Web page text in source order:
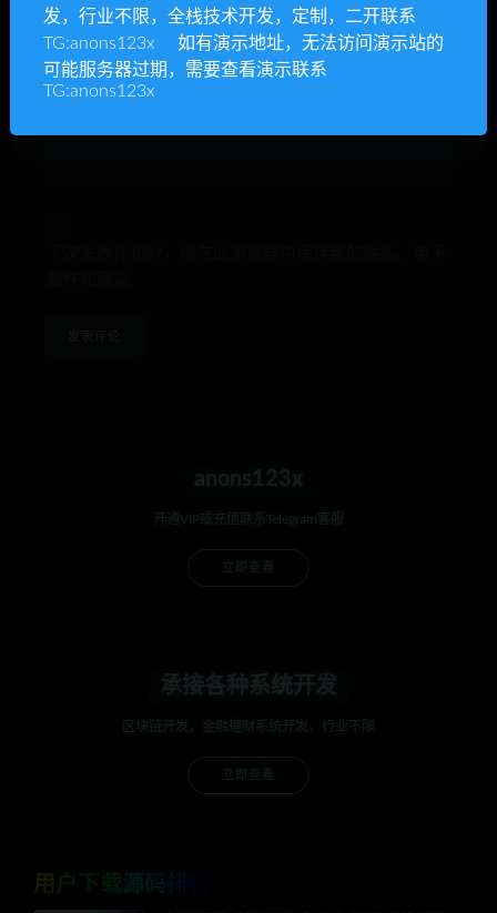
E-mail*
anons123x
开通VIP或充值联系Telegram客服
立即查看
承接各种系统开发
区块链开发，金融理财系统开发，行业不限
立即查看
用户下载源码排行
发，行业不限，全栈技术开发，定制，二开联系
TG:anons123x 如有演示地址，无法访问演示站的
可能服务器过期，需要查看演示联系
TG:anons123x